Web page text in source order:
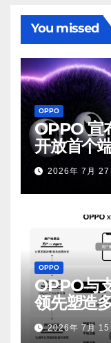
You missed
OPPO
OPPO 宣
开放首个
测2026年 7月 27
OPPO
OPPO与
领先塑造
2026年 7月 15